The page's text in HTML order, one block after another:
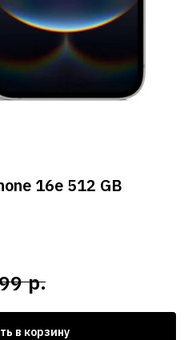
16e 512 GB
р.
в корзину